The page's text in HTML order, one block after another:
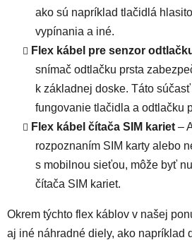
ako sú napríklad tlačidlá
vypínania a iné.
Flex kábel pre senzor
snímač odtlačku prsta
k základnej doske. Táto
fungovanie tlačidla a odtlačku
Flex kábel čítača SIM kariet –
rozpoznaním SIM karty alebo
s mobilnou sieťou, môže byť
čítača SIM kariet.
Okrem týchto flex káblov v našej
aj iné náhradné diely, ako napríklad